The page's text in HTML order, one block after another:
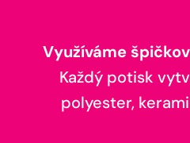
Využíváme
Každý potisk
polyester,